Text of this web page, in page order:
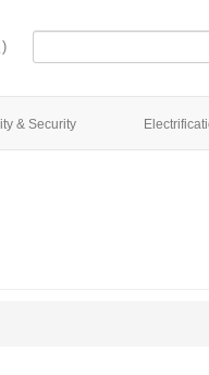
& Security